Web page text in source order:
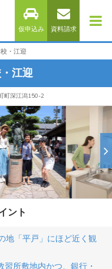
仮申込み 資料請求
・江迎
江迎
町深江潟150-2
ント
地「平戸」にほど近く観
所敷地内かつ、銀行・